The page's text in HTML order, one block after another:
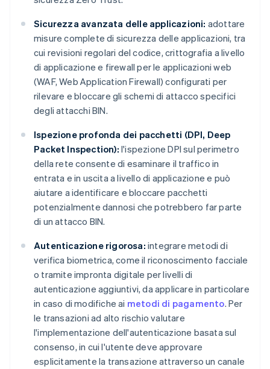
Sicurezza avanzata delle applicazioni: adottare
misure complete di sicurezza delle applicazioni, tra
cui revisioni regolari del codice, crittografia a livello
di applicazione e firewall per le applicazioni web
(WAF, Web Application Firewall) configurati per
rilevare e bloccare gli schemi di attacco specifici
degli attacchi BIN.
Ispezione profonda dei pacchetti (DPI, Deep
Packet Inspection): l'ispezione DPI sul perimetro
della rete consente di esaminare il traffico in
entrata e in uscita a livello di applicazione e può
aiutare a identificare e bloccare pacchetti
potenzialmente dannosi che potrebbero far parte
di un attacco BIN.
Autenticazione rigorosa: integrare metodi di
verifica biometrica, come il riconoscimento facciale
o tramite impronta digitale per livelli di
autenticazione aggiuntivi, da applicare in particolare
in caso di modifiche ai metodi di pagamento. Per
le transazioni ad alto rischio valutare
l'implementazione dell'autenticazione basata sul
consenso, in cui l'utente deve approvare
esplicitamente la transazione attraverso un canale